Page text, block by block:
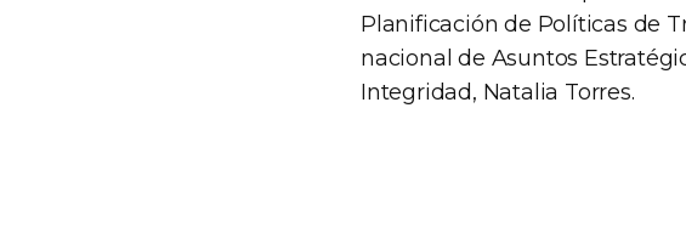
Planificación de Políticas de
nacional de Asuntos
Integridad, Natalia Torres.